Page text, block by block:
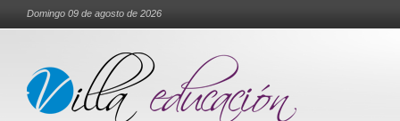
Domingo 09 de agosto de 2026